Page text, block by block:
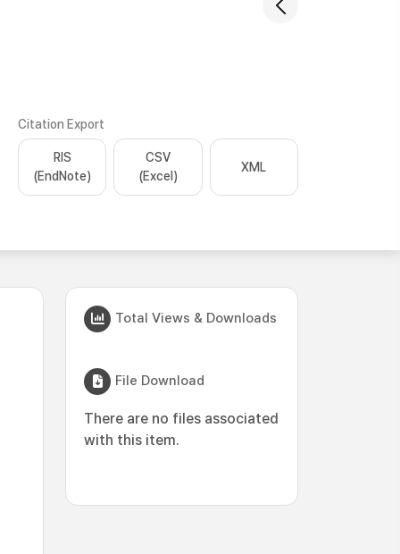
Citation Export
RIS
(EndNote)
CSV
(Excel)
XML
Total Views & Downloads
File Download
There are no files associated
with this item.